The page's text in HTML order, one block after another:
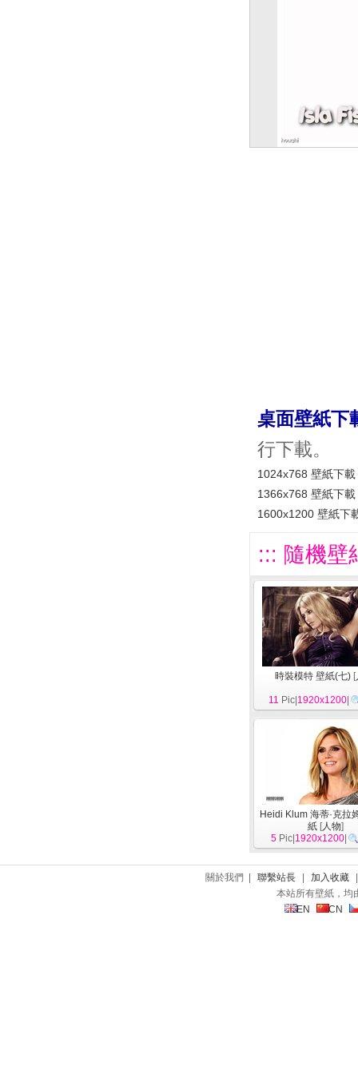
桌面壁紙下
行下載。
1024x768 壁紙下載
1366x768 壁紙下載
1600x1200 壁紙下
::: 隨機壁
時裝模特 壁紙(七) [
11 Pic| 1920x1200
Heidi Klum 海蒂·克拉
紙 [人物]
5 Pic| 1920x1200
關於我們 | 聯繫站長 加入收藏
本站所有壁紙，均
EN
CN